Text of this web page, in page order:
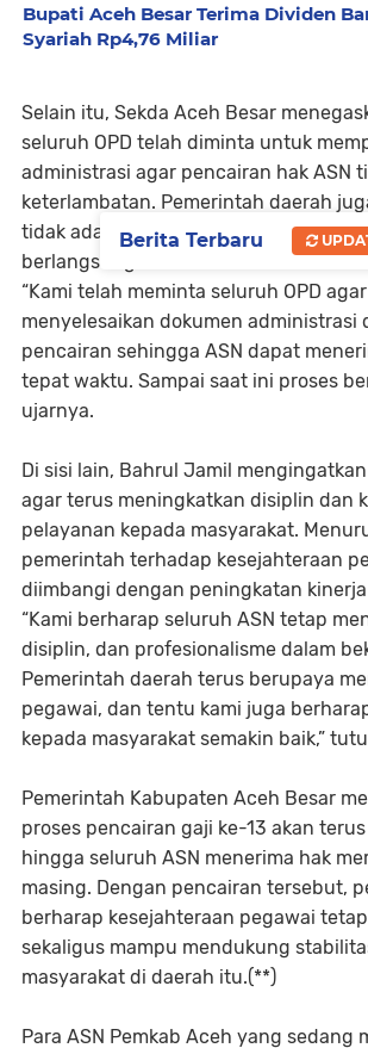
Bupati Aceh Besar Terima Dividen
Syariah Rp4,76 Miliar
Selain itu, Sekda Aceh Besar
seluruh OPD telah diminta untuk
administrasi agar pencairan hak ASN
keterlambatan. Pemerintah daerah
tidak ada hambatan berarti selama
berlangsung.
“Kami telah meminta seluruh OPD
menyelesaikan dokumen administrasi
pencairan sehingga ASN dapat
tepat waktu. Sampai saat ini proses
ujarnya.
Di sisi lain, Bahrul Jamil
agar terus meningkatkan disiplin dan
pelayanan kepada masyarakat.
pemerintah terhadap kesejahteraan
diimbangi dengan peningkatan
“Kami berharap seluruh ASN tetap
disiplin, dan profesionalisme dalam
Pemerintah daerah terus berupaya
pegawai, dan tentu kami juga
kepada masyarakat semakin baik,”
Pemerintah Kabupaten Aceh Besar
proses pencairan gaji ke-13 akan
hingga seluruh ASN menerima hak
masing. Dengan pencairan tersebut,
berharap kesejahteraan pegawai
sekaligus mampu mendukung
masyarakat di daerah itu.(**)
Para ASN Pemkab Aceh yang sedang
Berita Terbaru